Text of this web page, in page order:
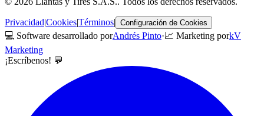
Privacidad|Cookies|Términos| Configuración de Cookies
💻 Software desarrollado porAndrés Pinto·📈 Marketing porkV
Marketing
¡Escríbenos! 💬